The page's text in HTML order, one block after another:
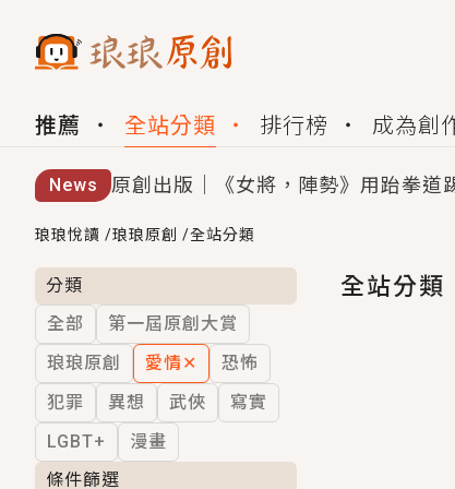
推薦 全站分類 排行榜 成為創
News 原創出版｜《女將，陣勢》用跆拳道
創,作家招募｜華文小說創作首選！
小編心動書單｜《離婚你提的，二
GL｜《夏日與檸檬與重疊世界》炎
BL｜《費洛蒙中毒》救命！特殊費
OMG你嚇到我了｜《陰陽鬼店》上
言情｜《國語推行員》每個人心中都
琅琅悅讀 /琅琅原創 /全站分類
分類
全部
第一屆原創大賞
琅琅原創
愛情✕
恐怖
犯罪
異想 武俠
寫實
LGBT+
漫畫
條件篩選
全站分類